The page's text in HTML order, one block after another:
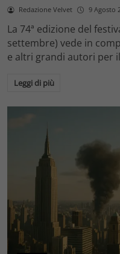
Redazione Velvet 9 Agosto
La 74ª edizione del
settembre) vede in
e altri grandi autori per
Leggi di più